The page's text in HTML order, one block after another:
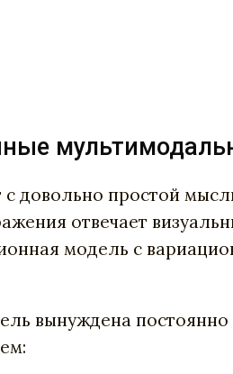
довольно простой
отвечает
модель с
вынуждена